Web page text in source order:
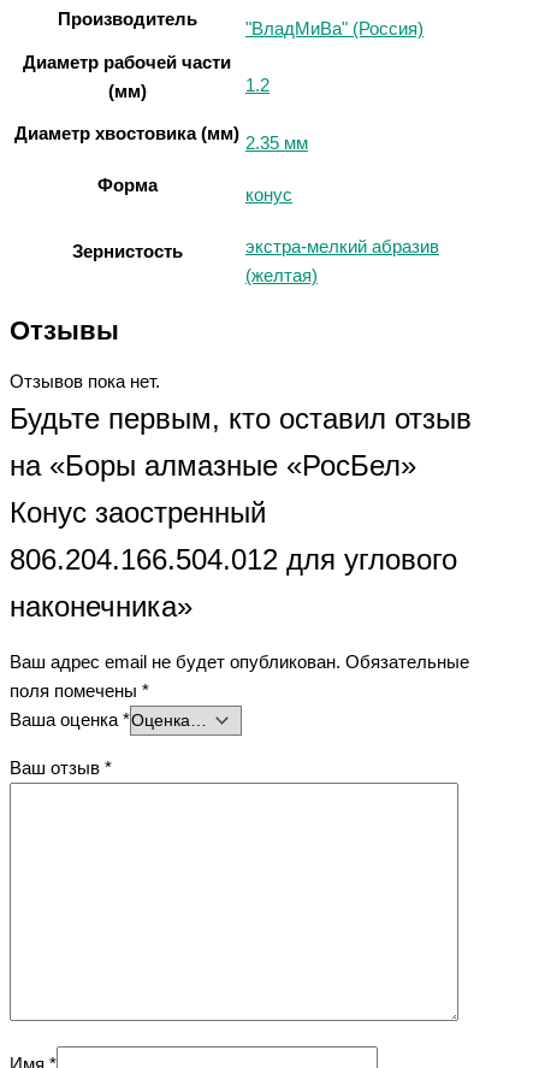
Производитель
"ВладМиВа" (Россия)
Диаметр рабочей части
(мм)
1.2
Диаметр хвостовика (мм) 2.35 мм
Форма конус
Зернистость
экстра-мелкий абразив
(желтая)
Отзывы
Отзывов пока нет.
Будьте первым, кто оставил отзыв
на «Боры алмазные «РосБел»
Конус заостренный
806.204.166.504.012 для углового
наконечника»
Ваш адрес email не будет опубликован. Обязательные
поля помечены *
Ваша оценка*
Ваш отзыв *